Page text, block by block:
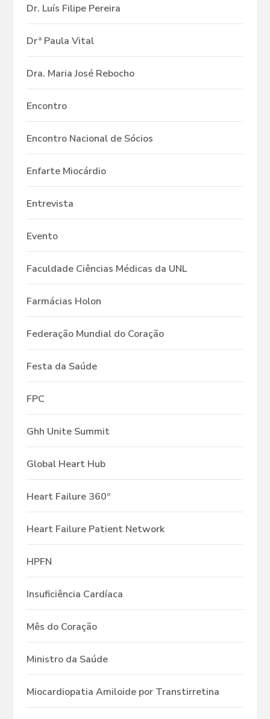
Dr. Luís Filipe Pereira
Drª Paula Vital
Dra. Maria José Rebocho
Encontro
Encontro Nacional de Sócios
Enfarte Miocárdio
Entrevista
Evento
Faculdade Ciências Médicas da UNL
Farmácias Holon
Federação Mundial do Coração
Festa da Saúde
FPC
Ghh Unite Summit
Global Heart Hub
Heart Failure 360º
Heart Failure Patient Network
HPFN
Insuficiência Cardíaca
Mês do Coração
Ministro da Saúde
Miocardiopatia Amiloide por Transtirretina